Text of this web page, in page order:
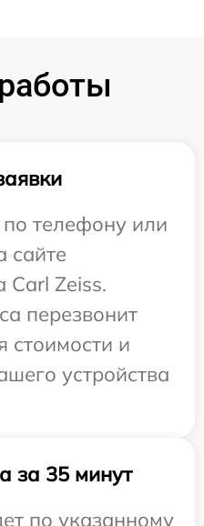
телефону или
сайте
Carl Zeiss.
перезвонит
стоимости и
устройства
за 35 минут
по указанному